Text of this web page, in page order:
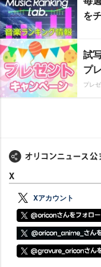
を
試
プ
プレ
X
Xアカウント